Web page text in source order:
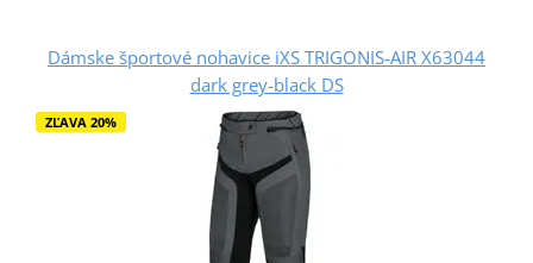
Dámske športové nohavice iXS TRIGONIS-AIR X63044
dark grey-black DS
ZĽAVA 20%